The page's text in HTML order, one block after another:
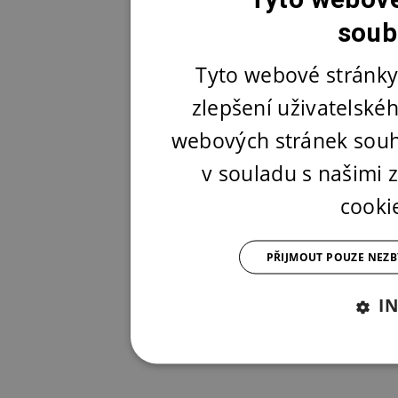
Tyto webové
zlepšení
webových stránek
v souladu s našimi
PŘIJMOUT POUZE